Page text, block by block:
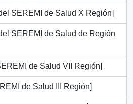
SEREMI de Salud X Región]
SEREMI de Salud de Región
de Salud VII Región]
de Salud III Región]